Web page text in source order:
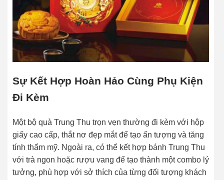
Sự Kết Hợp Hoàn Hảo Cùng Phụ Kiện
Đi Kèm
Một bộ quà Trung Thu trọn vẹn thường đi kèm với hộp
giấy cao cấp, thắt nơ đẹp mắt để tạo ấn tượng và tăng
tính thẩm mỹ. Ngoài ra, có thể kết hợp bánh Trung Thu
với trà ngon hoặc rượu vang để tạo thành một combo lý
tưởng, phù hợp với sở thích của từng đối tượng khách